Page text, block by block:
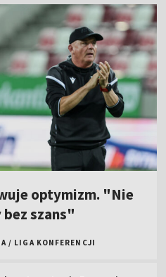
optymizm. "Nie
szans"
/ LIGA KONFERENCJI